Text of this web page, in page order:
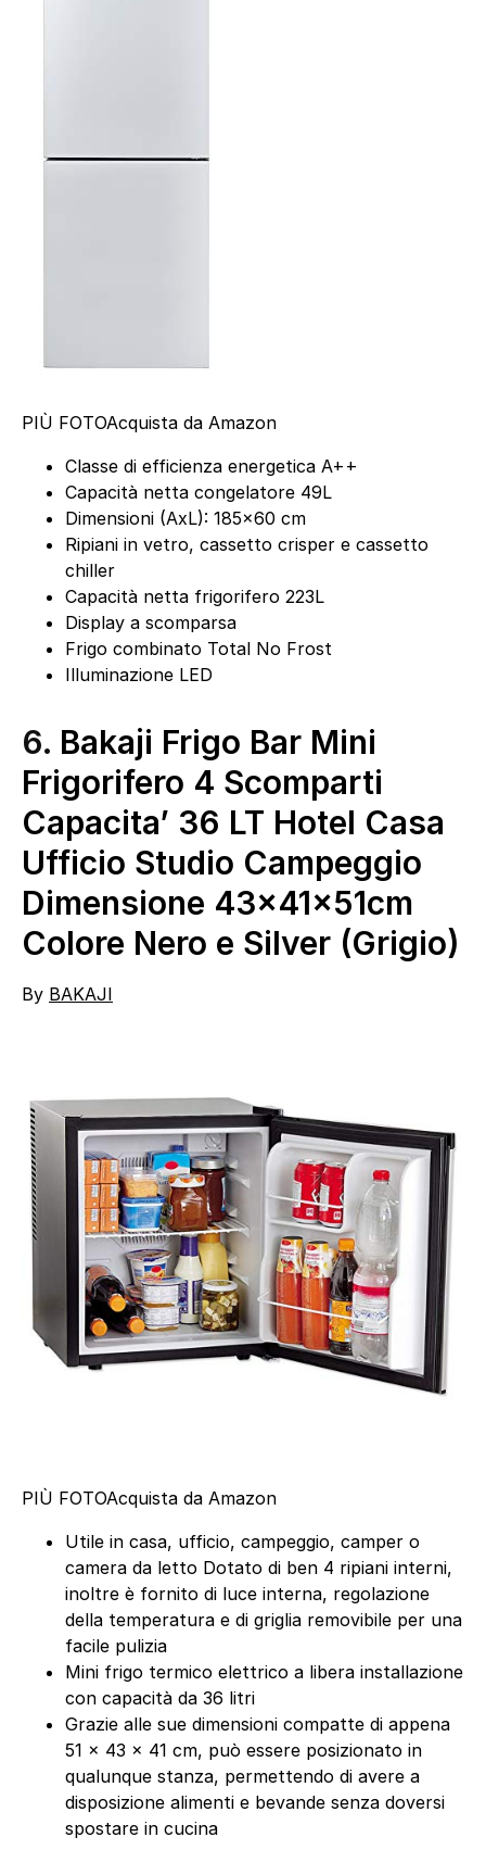
PIÙ FOTOAcquista da Amazon
Classe di efficienza energetica A++
Capacità netta congelatore 49L
Dimensioni (AxL): 185×60 cm
Ripiani in vetro, cassetto crisper e cassetto
chiller
Capacità netta frigorifero 223L
Display a scomparsa
Frigo combinato Total No Frost
Illuminazione LED
6. Bakaji Frigo Bar Mini
Frigorifero 4 Scomparti
Capacita’ 36 LT Hotel Casa
Ufficio Studio Campeggio
Dimensione 43x41x51cm
Colore Nero e Silver (Grigio)
By BAKAJI
PIÙ FOTOAcquista da Amazon
Utile in casa, ufficio, campeggio, camper o
camera da letto Dotato di ben 4 ripiani interni,
inoltre è fornito di luce interna, regolazione
della temperatura e di griglia removibile per una
facile pulizia
Mini frigo termico elettrico a libera installazione
con capacità da 36 litri
Grazie alle sue dimensioni compatte di appena
51 x 43 x 41 cm, può essere posizionato in
qualunque stanza, permettendo di avere a
disposizione alimenti e bevande senza doversi
spostare in cucina